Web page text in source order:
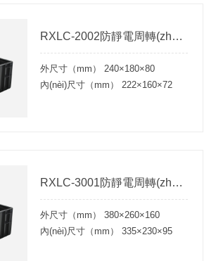
RXLC-2002防靜電周轉(zhuǎn)箱
外尺寸（mm） 240×180×80
內(nèi)尺寸（mm） 222×160×72
RXLC-3001防靜電周轉(zhuǎn)箱
外尺寸（mm） 380×260×160
內(nèi)尺寸（mm） 335×230×95